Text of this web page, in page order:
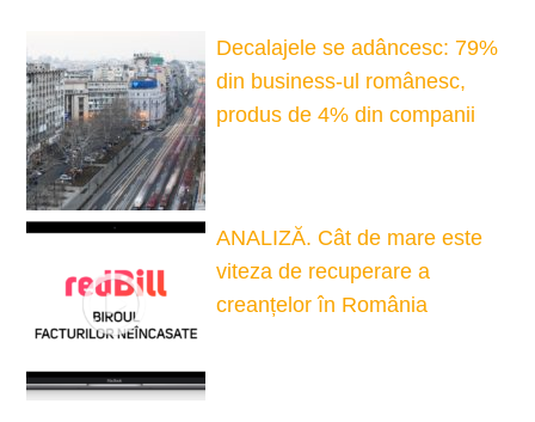
Decalajele se adâncesc: 79%
din business-ul românesc,
produs de 4% din companii
ANALIZĂ. Cât de mare este
viteza de recuperare a
creanțelor în România